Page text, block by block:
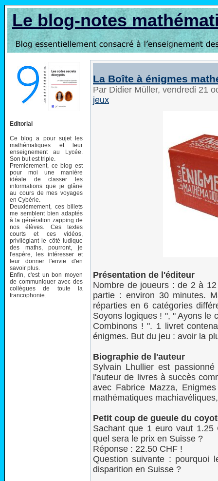
Le blog-notes
Editorial
Ce blog a pour sujet les
mathématiques et leur
enseignement au Lycée.
Son but est triple.
Premièrement, ce blog est
pour moi une manière
idéale de classer les
informations que je glâne
au cours de mes voyages
en Cybérie.
Deuxièmement, ces billets
me semblent bien adaptés
à la génération zapping de
nos élèves. Ces textes
courts et ces vidéos,
privilégiant le côté ludique
des maths, pourront, je
l'espère, les intéresser et
leur donner l'envie d'en
savoir plus.
Enfin, c'est un bon moyen
de communiquer avec des
collègues de toute la
francophonie.
La Boîte à énigmes
Par Didier Müller, vendredi 21
jeux
Présentation de l'éditeur
Nombre de joueurs : de 2 à
partie : environ 30 minutes.
réparties en 6 catégories
Soyons logiques ! ", " Ayons le
Combinons ! ". 1 livret
énigmes. But du jeu : avoir la
Biographie de l'auteur
Sylvain Lhullier est
l'auteur de livres à succès
avec Fabrice Mazza,
mathématiques
Petit coup de gueule du
Sachant que 1 euro vaut
quel sera le prix en Suisse ?
Réponse : 22.50 CHF !
Question suivante : pourquoi
disparition en Suisse ?